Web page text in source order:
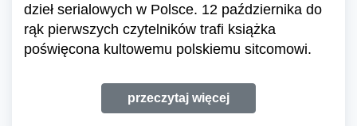
dzieł serialowych w Polsce. 12 października do
rąk pierwszych czytelników trafi książka
poświęcona kultowemu polskiemu sitcomowi.
przeczytaj więcej